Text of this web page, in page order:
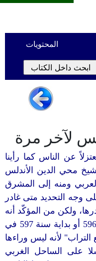
المحتويات
عن الناس كما رأينا
محي الدين الأندلس
ومنه إلى المشرق
التحديد متى غادر
ولكن من المؤكّد أنه
رضي الله عنه كان في نهاية سنة 596 أو بداية سنة 597 في
لأنه ليس وراءها
على الساحل الغربي